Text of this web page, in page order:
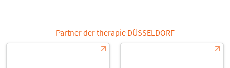
Partner der therapie DÜSSELDORF